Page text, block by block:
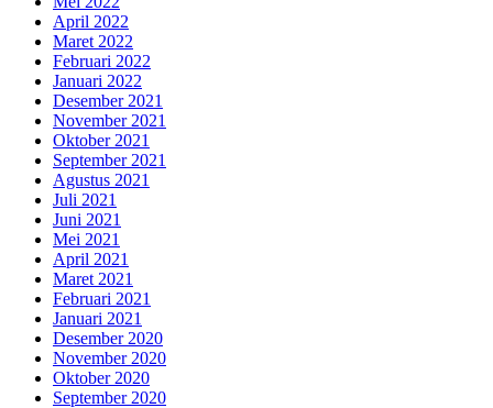
April 2022
Maret 2022
Februari 2022
Januari 2022
Desember 2021
November 2021
Oktober 2021
September 2021
Agustus 2021
Juli 2021
Juni 2021
Mei 2021
April 2021
Maret 2021
Februari 2021
Januari 2021
Desember 2020
November 2020
Oktober 2020
September 2020